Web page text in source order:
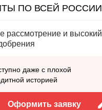
ПО ВСЕЙ РОССИИ
рассмотрение и высокий
даже с плохой
историей
Оформить заявку